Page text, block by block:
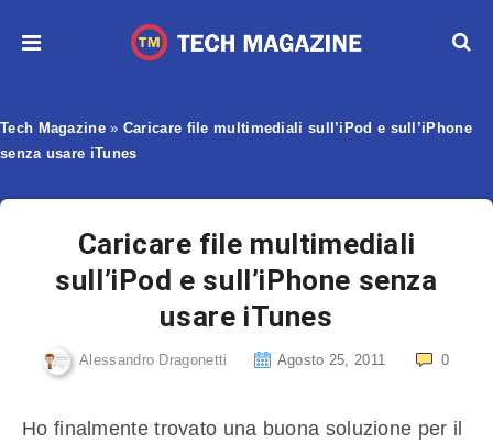
Tech Magazine» Caricare file multimediali sull’iPod e sull’iPhone
senza usare iTunes
Caricare file multimediali
sull’iPod e sull’iPhone senza
usare iTunes
Alessandro Dragonetti Agosto 25, 2011 0
Ho finalmente trovato una buona soluzione per il